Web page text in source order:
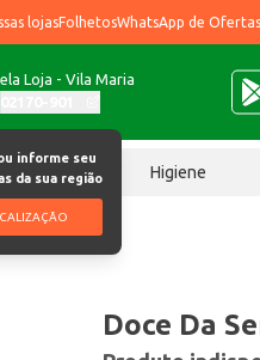
lojasFolhetosWhatsApp de Ofertas
Loja - Vila Maria
informe seu
da sua região
Higiene
Doce Da